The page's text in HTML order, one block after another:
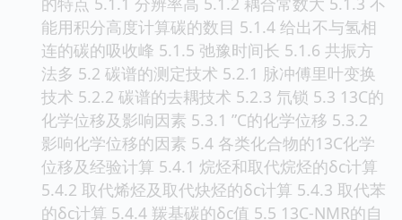
能用积分高度计算碳的数目 5.1.4 给出不与氢相
连的碳的吸收峰 5.1.5 弛豫时间长 5.1.6 共振方
法多 5.2 碳谱的测定技术 5.2.1 脉冲傅里叶变换
技术 5.2.2 碳谱的去耦技术 5.2.3 氘锁 5.3 13C的
化学位移及影响因素 5.3.1 ”C的化学位移 5.3.2
影响化学位移的因素 5.4 各类化合物的13C化学
位移及经验计算 5.4.1 烷烃和取代烷烃的δc计算
5.4.2 取代烯烃及取代炔烃的δc计算 5.4.3 取代苯
的δc计算 5.4.4 羰基碳的δc值 5.5 13C-NMR的自